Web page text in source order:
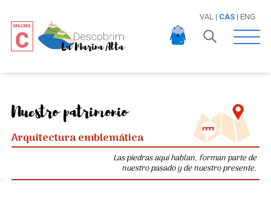
VAL | CAS| ENG
Open
Nuestro patrimonio
Arquitectura emblemática
Las piedras aquí hablan, forman parte de
nuestro pasado y de nuestro presente.